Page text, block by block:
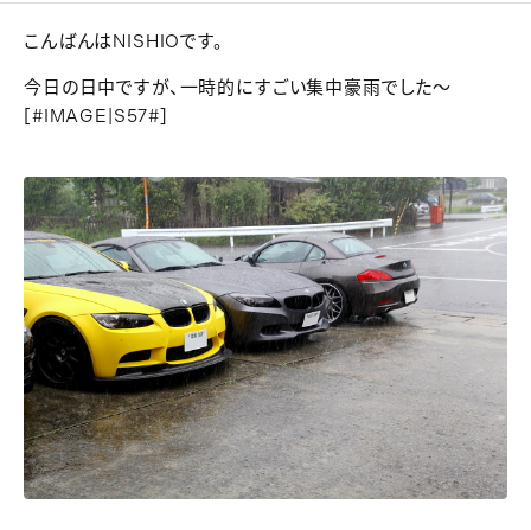
こんばんはNISHIOです。
今日の日中ですが、一時的にすごい集中豪雨でした～
[#IMAGE|S57#]